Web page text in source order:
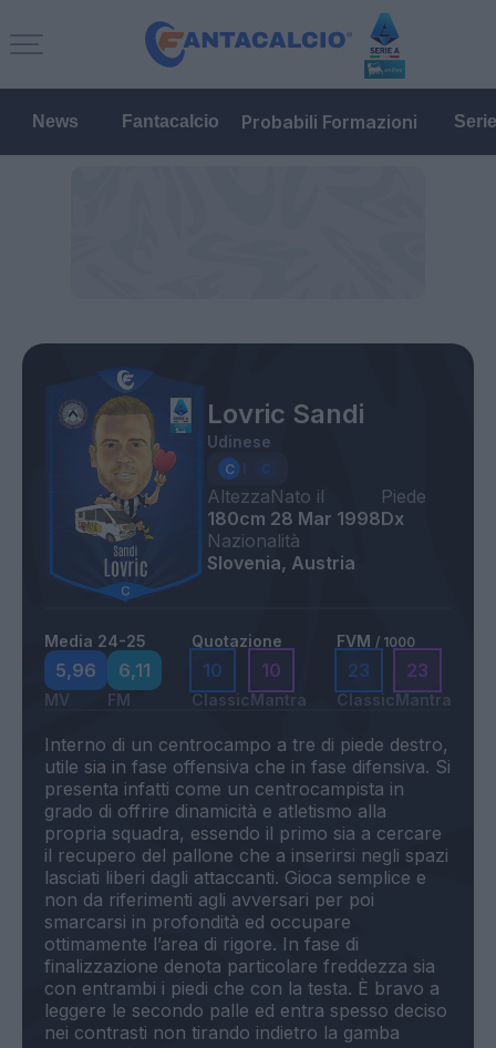
News Fantacalcio Probabili Formazioni
Lovric Sandi
Udinese
Altezza
180cm
Nato il
28 Mar 1998
Piede
Dx
Nazionalità
Slovenia, Austria
Media 24-25
5,96
MV
6,11
FM
Quotazione
10
Classic
10
Mantra
FVM / 1000
23
Classic
23
Mantra
Interno di un centrocampo a tre di piede destro,
utile sia in fase offensiva che in fase difensiva. Si
presenta infatti come un centrocampista in
grado di offrire dinamicità e atletismo alla
propria squadra, essendo il primo sia a cercare
il recupero del pallone che a inserirsi negli spazi
lasciati liberi dagli attaccanti. Gioca semplice e
non da riferimenti agli avversari per poi
smarcarsi in profondità ed occupare
ottimamente l’area di rigore. In fase di
finalizzazione denota particolare freddezza sia
con entrambi i piedi che con la testa. È bravo a
leggere le secondo palle ed entra spesso deciso
nei contrasti non tirando indietro la gamba